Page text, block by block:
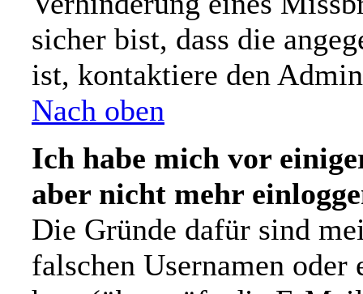
sicher bist, dass die
ist, kontaktiere den
Nach oben
Ich habe mich vor
aber nicht mehr
Die Gründe dafür sind
falschen Usernamen oder